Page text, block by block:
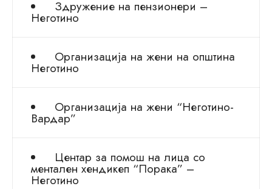
Здружение на пензионери –
Неготино
Организација на жени на општина
Неготино
Организација на жени “Неготино-
Вардар”
Центар за помош на лица со
ментален хендикеп “Порака” –
Неготино